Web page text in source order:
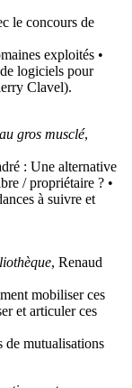
le concours de
exploités •
logiciels pour
Clavel).
gros musclé,
: Une alternative
/ propriétaire ? •
à suivre et
, Renaud
mobiliser ces
et articuler ces
de mutualisations